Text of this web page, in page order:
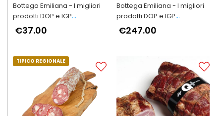
Bottega Emiliana - I migliori
prodotti DOP e IGP
dell'Emilia-Romagna
€37.00
Bottega Emiliana - I migliori
prodotti DOP e IGP
dell'Emilia-Romagna
€247.00
TIPICO REGIONALE